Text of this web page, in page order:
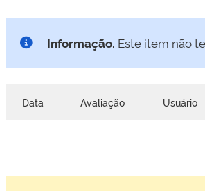
Informação. Este item não
Data Avaliação Usuário